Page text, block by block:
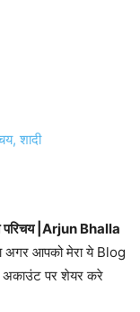
शादी
परिचय |Arjun Bhalla
अगर आपको मेरा ये Blog
अकाउंट पर शेयर करे